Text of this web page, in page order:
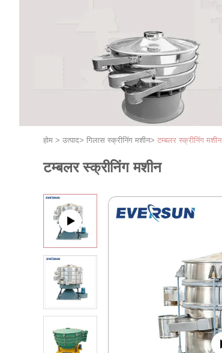
होम > उत्पाद> गिलास स्क्रीनिंग मशीन> टम्बलर स्क्रीनिंग मशीन
टम्बलर स्क्रीनिंग मशीन